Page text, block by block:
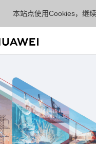
本站点使用Cookies，继